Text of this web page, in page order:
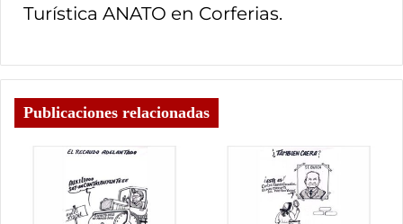
Turística ANATO en Corferias.
Publicaciones relacionadas